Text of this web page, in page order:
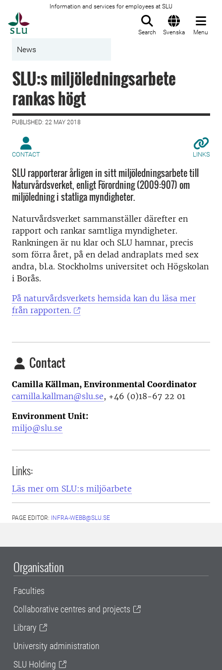
Information and services for employees at SLU
Search Svenska Menu
News
SLU:s miljöledningsarbete
rankas högt
PUBLISHED: 22 MAY 2018
CONTACT LINKS
SLU rapporterar årligen in sitt miljöledningsarbete till
Naturvårdsverket, enligt Förordning (2009:907) om
miljöledning i statliga myndigheter.
Naturvårdsverket sammanställer därefter en
rapport och rankar samtliga myndigheter.
Rankningen är nu klar och SLU hamnar, precis
som förra året, på en delad andraplats med sex
andra, bl.a. Stockholms universitet och Högskolan
i Borås.
På naturvårdsverkets hemsida kan du läsa mer
från rapporten.
Contact
Camilla Källman, Environmental Coordinator
camilla.kallman@slu.se, +46 (0)18-67 22 01
Environment Unit:
miljo@slu.se
Links:
Läs mer om SLU:s miljöarbete
PAGE EDITOR: INFRA-WEBB@SLU.SE
Organisation
Faculties
Collaborative centres and projects
Library
University administration
SLU Holding